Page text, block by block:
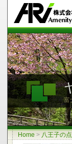
富
Home > 八王子の